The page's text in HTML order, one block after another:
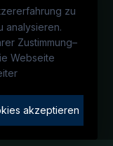
zu
analysieren.
Zustimmung–
Webseite
akzeptieren